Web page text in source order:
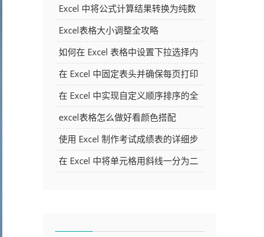
解析
Excel 中将公式计算结果转换为纯数
字的多种方法
Excel表格大小调整全攻略
如何在 Excel 表格中设置下拉选择内
容
在 Excel 中固定表头并确保每页打印
时都显示表头的方法详解
在 Excel 中实现自定义顺序排序的全
面指南
excel表格怎么做好看颜色搭配
使用 Excel 制作考试成绩表的详细步
骤及技巧
在 Excel 中将单元格用斜线一分为二